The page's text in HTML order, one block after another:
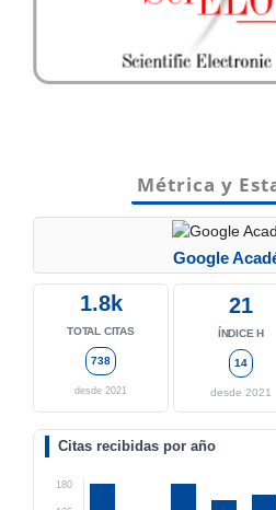
Métrica y
Google
1.8k
TOTAL CITAS
738
desde 2021
21
ÍNDICE H
14
desde 2021
Citas recibidas por año
180